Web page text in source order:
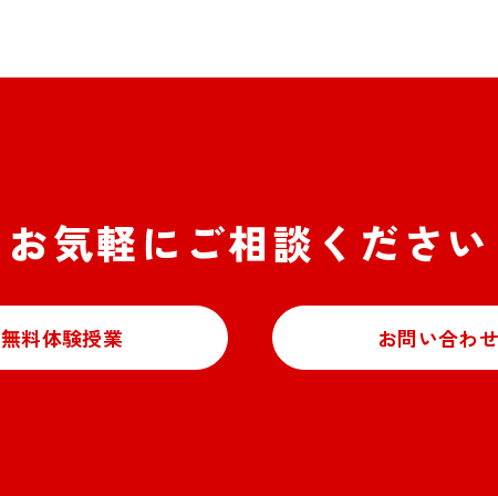
お気軽にご相談ください
無料体験授業 お問い合わ